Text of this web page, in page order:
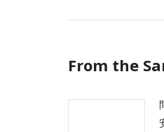
From the